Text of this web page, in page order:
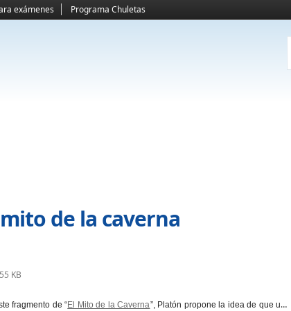
exámenes Programa Chuletas
de la caverna
KB
fragmento de“El Mito de la Caverna”, Platón propone la idea de que uno